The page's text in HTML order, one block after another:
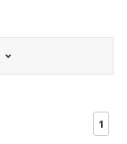
1